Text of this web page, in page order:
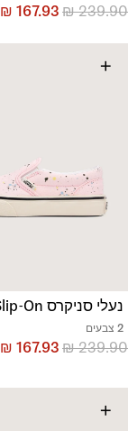
₪239.90
₪ 167.93
+
נעלי סניקרס Classic Slip-On
2 צבעים
₪239.90
₪ 167.93
+